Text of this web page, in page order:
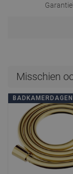
Misschien
BADKAMERDAGEN